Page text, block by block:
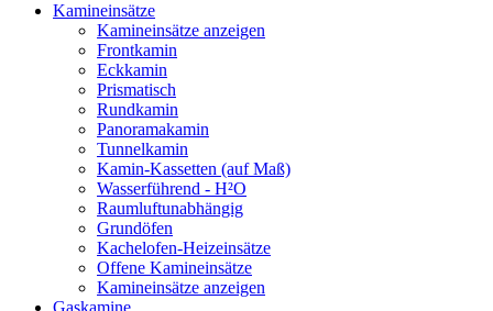
Kamineinsätze
Kamineinsätze anzeigen
Frontkamin
Eckkamin
Prismatisch
Rundkamin
Panoramakamin
Tunnelkamin
Kamin-Kassetten (auf Maß)
Wasserführend - H²O
Raumluftunabhängig
Grundöfen
Kachelofen-Heizeinsätze
Offene Kamineinsätze
Kamineinsätze anzeigen
Gaskamine